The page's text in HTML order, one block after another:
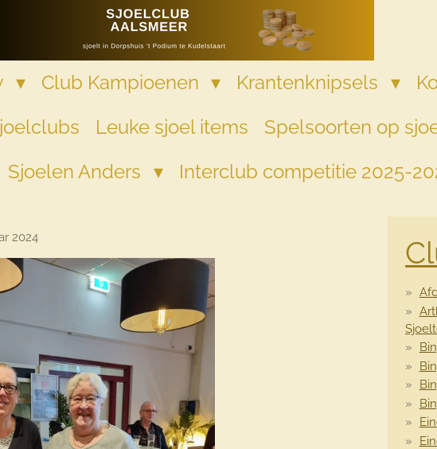
Club Kampioenen Krantenknipsels
Leuke sjoel items Spelsoorten op
Sjoelen Anders Interclub competitie 2025-
2024